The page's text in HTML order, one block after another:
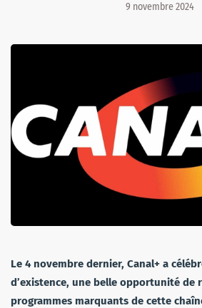
9 novembre 2024
Le 4 novembre dernier, Canal+ a
d’existence, une belle opportunité de
programmes marquants de cette